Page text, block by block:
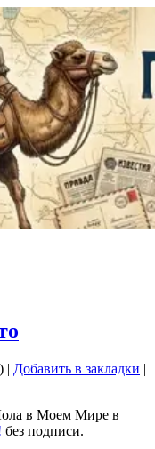
| Добавить в закладки |
в Моем Мире в
без подписи.